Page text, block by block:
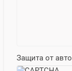
Защита от